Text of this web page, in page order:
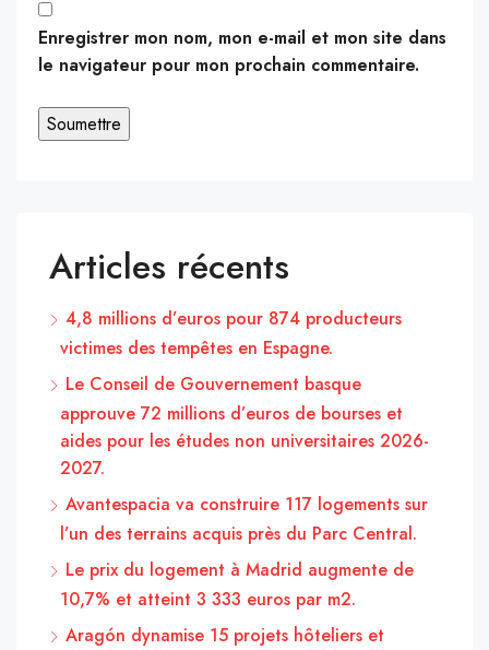
Enregistrer mon nom, mon e-mail et mon site dans
le navigateur pour mon prochain commentaire.
Articles récents
4,8 millions d’euros pour 874 producteurs
victimes des tempêtes en Espagne.
Le Conseil de Gouvernement basque
approuve 72 millions d’euros de bourses et
aides pour les études non universitaires 2026-
2027.
Avantespacia va construire 117 logements sur
l’un des terrains acquis près du Parc Central.
Le prix du logement à Madrid augmente de
10,7% et atteint 3 333 euros par m2.
Aragón dynamise 15 projets hôteliers et